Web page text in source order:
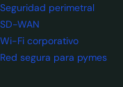
Seguridad perimetral
SD-WAN
Wi-Fi corporativo
Red segura para pymes